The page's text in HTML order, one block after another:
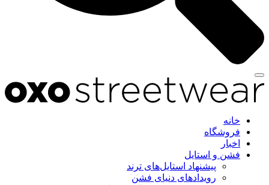
خانه
فروشگاه
اخبار
فشن و استایل
پیشنهاد استایل‌های ترند
رویدادهای دنیای فشن